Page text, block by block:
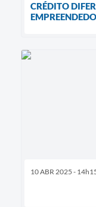
CRÉDITO
10 ABR 2025 -